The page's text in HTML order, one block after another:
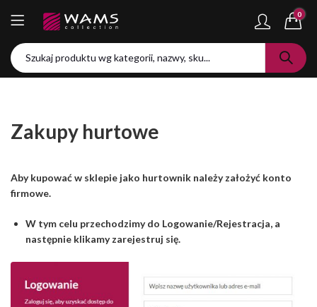
0
Zakupy hurtowe
Aby kupować w sklepie jako hurtownik należy założyć konto
firmowe.
W tym celu przechodzimy do Logowanie/Rejestracja, a
następnie klikamy zarejestruj się.